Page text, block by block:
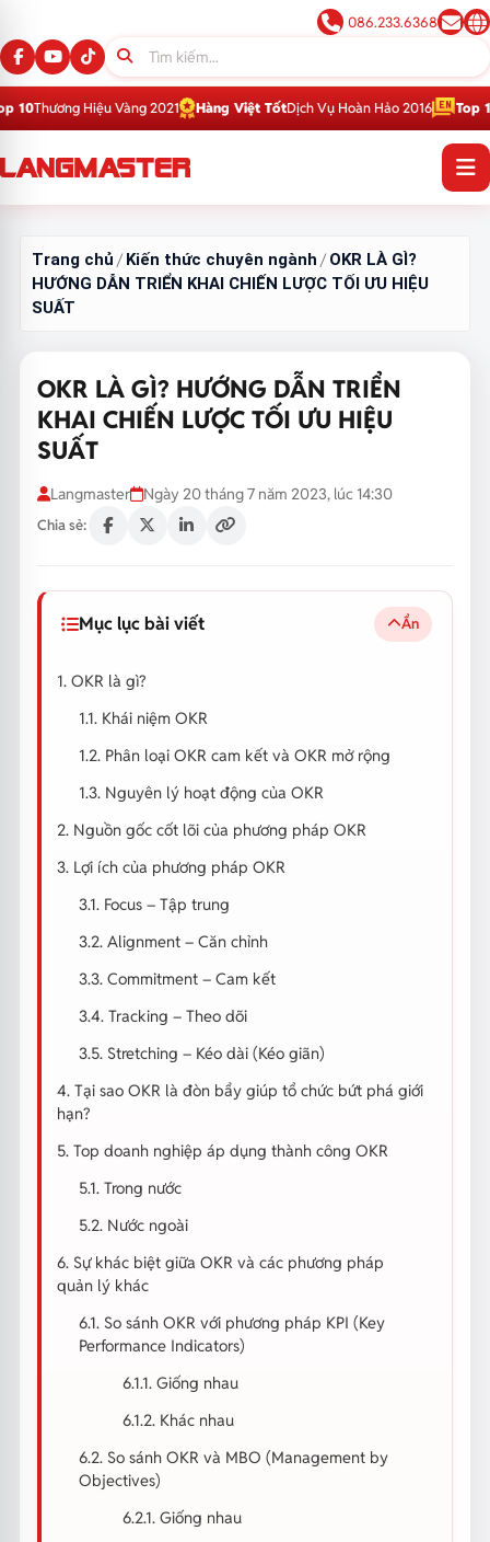
086.233.6368
Vàng 2021 Hàng Việt TốtDịch Vụ Hoàn Hảo 2016 Top 1Thương Hiệu
Trang chủ /Kiến thức chuyên ngành /OKR LÀ GÌ?
HƯỚNG DẪN TRIỂN KHAI CHIẾN LƯỢC TỐI ƯU HIỆU
SUẤT
OKR LÀ GÌ? HƯỚNG DẪN TRIỂN
KHAI CHIẾN LƯỢC TỐI ƯU HIỆU
SUẤT
Langmaster Ngày 20 tháng 7 năm 2023, lúc 14:30
Chia sẻ:
Mục lục bài viết Ẩn
1. OKR là gì?
1.1. Khái niệm OKR
1.2. Phân loại OKR cam kết và OKR mở rộng
1.3. Nguyên lý hoạt động của OKR
2. Nguồn gốc cốt lõi của phương pháp OKR
3. Lợi ích của phương pháp OKR
3.1. Focus – Tập trung
3.2. Alignment – Căn chỉnh
3.3. Commitment – Cam kết
3.4. Tracking – Theo dõi
3.5. Stretching – Kéo dài (Kéo giãn)
4. Tại sao OKR là đòn bẩy giúp tổ chức bứt phá giới
hạn?
5. Top doanh nghiệp áp dụng thành công OKR
5.1. Trong nước
5.2. Nước ngoài
6. Sự khác biệt giữa OKR và các phương pháp
quản lý khác
6.1. So sánh OKR với phương pháp KPI (Key
Performance Indicators)
6.1.1. Giống nhau
6.1.2. Khác nhau
6.2. So sánh OKR và MBO (Management by
Objectives)
6.2.1. Giống nhau